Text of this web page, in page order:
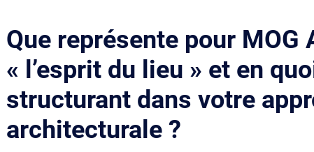
Que représente pour MOG
« l’esprit du lieu » et en
structurant dans votre
architecturale ?